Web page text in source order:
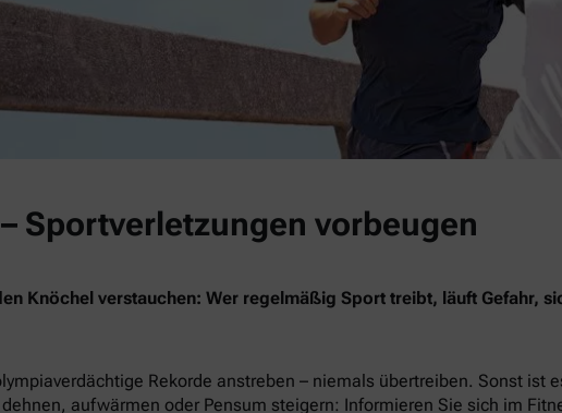
Sportverletzungen vorbeugen
Knöchel verstauchen: Wer regelmäßig Sport treibt, läuft Gefahr,
Rekorde anstreben – niemals übertreiben. Sonst ist
aufwärmen oder Pensum steigern: Informieren Sie sich im